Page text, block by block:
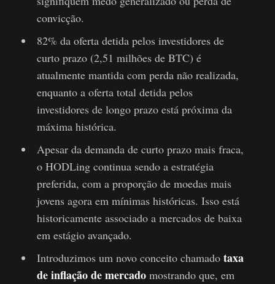
convicção.
82% da oferta detida pelos investidores de
curto prazo (2,51 milhões de BTC) é
atualmente mantida com perda não realizada,
enquanto a oferta total detida pelos
investidores de longo prazo está próxima da
máxima histórica.
Apesar da demanda de curto prazo mais fraca,
o HODLing continua sendo a estratégia
preferida, com a proporção de moedas mais
jovens agora em mínimas históricas. Isso está
historicamente associado a mercados de baixa
em estágio avançado.
Introduzimos um novo conceito chamado taxa
de inflação de mercadomostrando que, em